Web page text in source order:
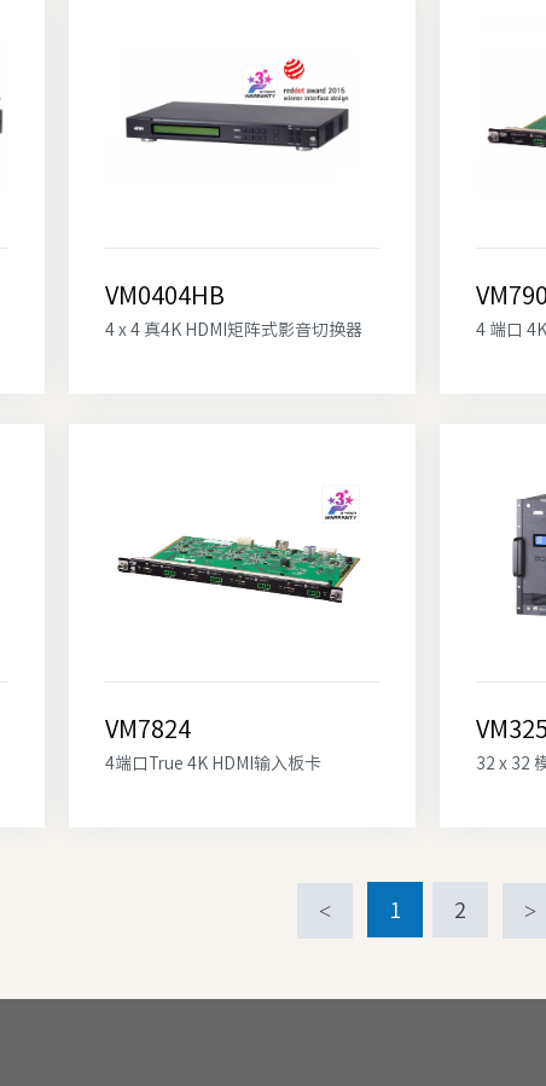
VM0404HB
4 x 4 真4K HDMI矩阵式影音切换器 4 端口
VM7824
4端口True 4K HDMI输入板卡 32 x 32
< 1 2 >